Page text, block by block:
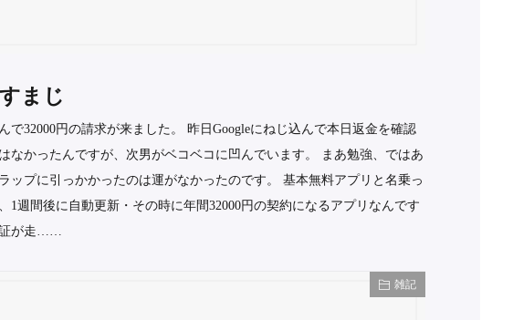
まじ
で32000円の請求が来ました。 昨日Googleにねじ込んで本日返金を確認
なかったんですが、次男がベコベコに凹んでいます。 まあ勉強、ではあ
ップに引っかかったのは運がなかったのです。 基本無料アプリと名乗っ
1週間後に自動更新・その時に年間32000円の契約になるアプリなんです
が走……
雑記